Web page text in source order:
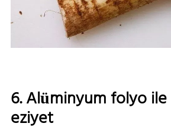
6. Alüminyum folyo ile
eziyet